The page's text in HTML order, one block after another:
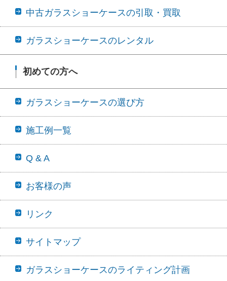
中古ガラスショーケースの引取・買取
ガラスショーケースのレンタル
初めての方へ
ガラスショーケースの選び方
施工例一覧
Q & A
お客様の声
リンク
サイトマップ
ガラスショーケースのライティング計画